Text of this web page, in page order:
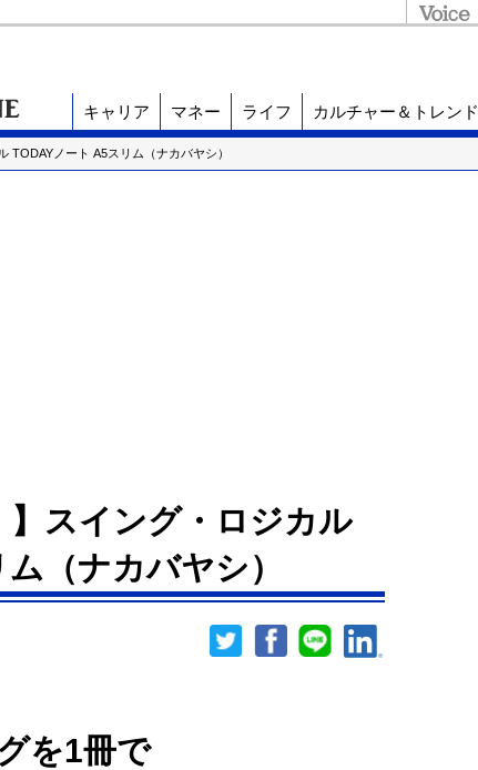
キャリア マネー ライフ カルチャー＆トレンド
TODAYノート A5スリム（ナカバヤシ）
】スイング・ロジカル
（ナカバヤシ）
を1冊で